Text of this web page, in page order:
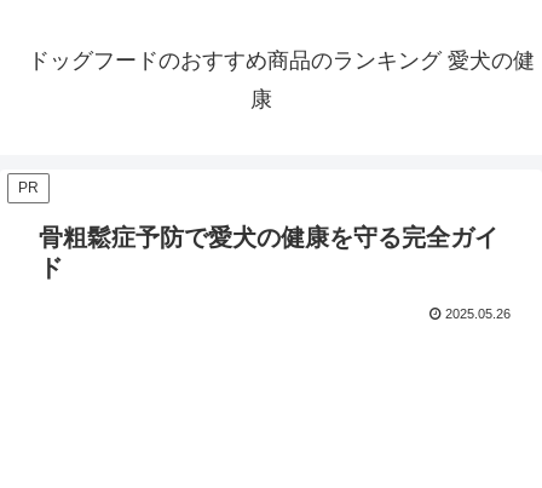
ドッグフードのおすすめ商品のランキング 愛犬の健
康
PR
骨粗鬆症予防で愛犬の健康を守る完全ガイ
ド
2025.05.26